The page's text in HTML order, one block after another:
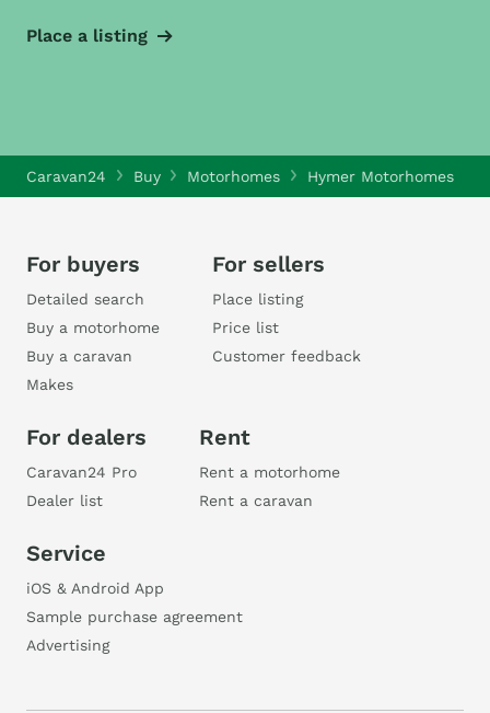
Place a listing
Caravan24 Buy Motorhomes Hymer Motorhomes
For buyers
Detailed search
Buy a motorhome
Buy a caravan
Makes
For sellers
Place listing
Price list
Customer feedback
For dealers
Caravan24 Pro
Dealer list
Rent
Rent a motorhome
Rent a caravan
Service
iOS & Android App
Sample purchase agreement
Advertising